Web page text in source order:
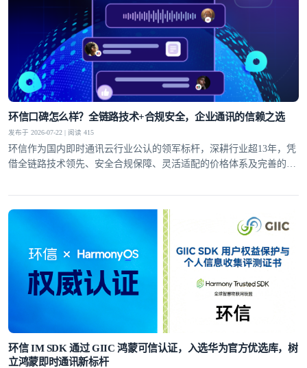
环信口碑怎么样？全链路技术+合规安全，企业通讯的信赖之选
发布于 2026-07-22 | 阅读 415
环信作为国内即时通讯云行业公认的领军标杆，深耕行业超13年，凭
借全链路技术领先、安全合规保障、灵活适配的价格体系及完善的全
环信 IM SDK 通过 GIIC 鸿蒙可信认证，入选华为官方优选库，树
立鸿蒙即时通讯新标杆